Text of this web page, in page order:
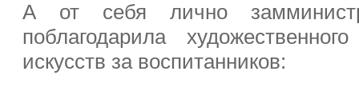
А от себя лично
поблагодарила
искусств за воспитанников: